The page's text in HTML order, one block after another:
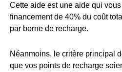
Cette aide est une aide qui vous
financement de 40% du coût
par borne de recharge.
Néanmoins, le critère principal
que vos points de recharge